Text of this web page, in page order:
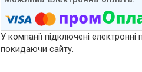
У компанії підключені
покидаючи сайту.